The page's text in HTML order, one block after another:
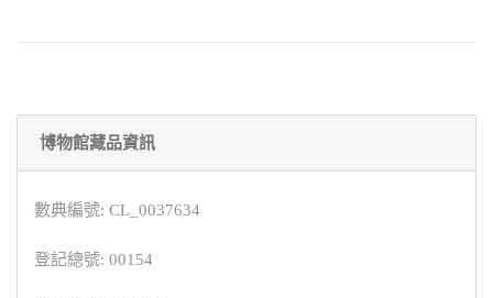
博物館藏品資訊
數典編號: CL_0037634
登記總號: 00154